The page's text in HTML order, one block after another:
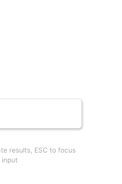
results, ESC to focus
input